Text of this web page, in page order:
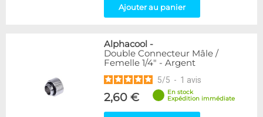
Ajouter au panier
Alphacool -
Double Connecteur Mâle /
Femelle 1/4" - Argent
5/5 - 1 avis
2,60 €
En stock
Expédition immédiate